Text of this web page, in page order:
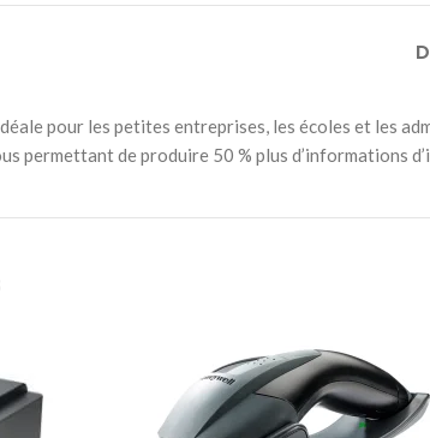
pour les petites entreprises, les écoles et les
permettant de produire 50 % plus d’informations